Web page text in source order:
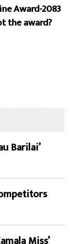
Award-2083
the award?
Barilai’